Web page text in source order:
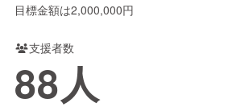
・ヘルスケア
目標金額は2,000,000円
支援者数
88人